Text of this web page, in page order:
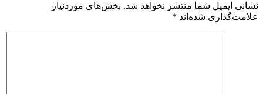
نشانی ایمیل شما منتشر نخواهد شد. بخش‌های موردنیاز
علامت‌گذاری شده‌اند *